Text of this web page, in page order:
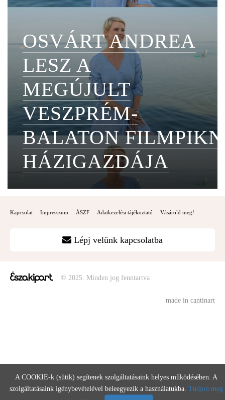
OSVÁRT ANDREA
LESZ A
MEGÚJULT
VESZPRÉM-
BALATON
HÁZIGAZDÁJA
Kapcsolat Impresszum ÁSZF Adatkezelési tájékoztató Vásárold meg!
Lépj velünk kapcsolatba
© 2025. Minden jog fenntartva
made in cantinart
A COOKIE-k (sütik) segítenek szolgáltatásaink helyes működésében. A
szolgáltatásaink igénybevételével beleegyezik a használatukba. Tudjon meg